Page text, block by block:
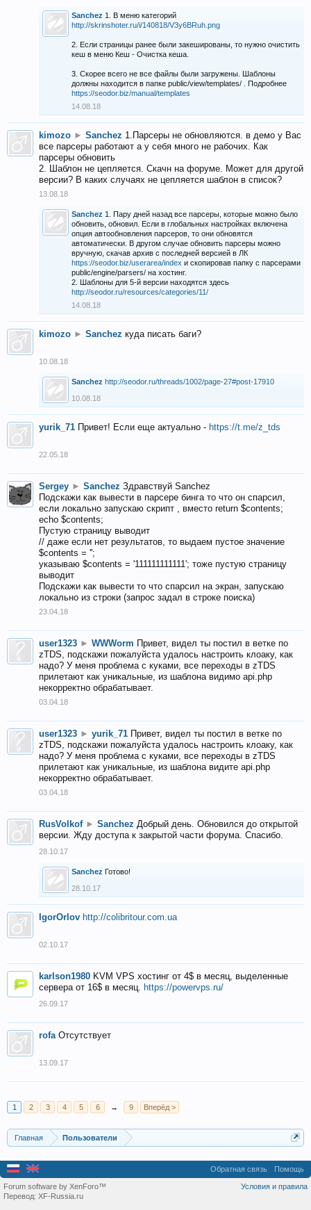
Sanchez 1. В меню категорий
http://skrinshoter.ru/i/140818/V3y6BRuh.png
2. Если страницы ранее были закешированы, то нужно очистить
кеш в меню Кеш - Очистка кеша.
3. Скорее всего не все файлы были загружены. Шаблоны
должны находится в папке public/view/templates/ . Подробнее
https://seodor.biz/manual/templates
14.08.18
kimozo ► Sanchez 1.Парсеры не обновляются. в демо у Вас
все парсеры работают а у себя много не рабочих. Как
парсеры обновить
2. Шаблон не цепляется. Скачн на форуме. Может для другой
версии? В каких случаях не цепляется шаблон в список?
13.08.18
Sanchez 1. Пару дней назад все парсеры, которые можно было
обновить, обновил. Если в глобальных настройках включена
опция автообновления парсеров, то они обновятся
автоматически. В другом случае обновить парсеры можно
вручную, скачав архив с последней версией в ЛК
https://seodor.biz/userarea/index и скопировав папку с парсерами
public/engine/parsers/ на хостинг.
2. Шаблоны для 5-й версии находятся здесь
http://seodor.ru/resources/categories/11/
14.08.18
kimozo ► Sanchez куда писать баги?
10.08.18
Sanchez http://seodor.ru/threads/1002/page-27#post-17910
10.08.18
yurik_71 Привет! Если еще актуально - https://t.me/z_tds
22.05.18
Sergey ► Sanchez Здравствуй Sanchez
Подскажи как вывести в парсере бинга то что он спарсил,
если локально запускаю скрипт , вместо return $contents;
echo $contents;
Пустую страницу выводит
// даже если нет результатов, то выдаем пустое значение
$contents = '';
указываю $contents = '111111111111'; тоже пустую страницу
выводит
Подскажи как вывести то что спарсил на экран, запускаю
локально из строки (запрос задал в строке поиска)
23.04.18
user1323 ► WWWorm Привет, видел ты постил в ветке по
zTDS, подскажи пожалуйста удалось настроить клоаку, как
надо? У меня проблема с куками, все переходы в zTDS
прилетают как уникальные, из шаблона видимо api.php
некорректно обрабатывает.
03.04.18
user1323 ► yurik_71 Привет, видел ты постил в ветке по
zTDS, подскажи пожалуйста удалось настроить клоаку, как
надо? У меня проблема с куками, все переходы в zTDS
прилетают как уникальные, из шаблона видите api.php
некорректно обрабатывает.
03.04.18
RusVolkof ► Sanchez Добрый день. Обновился до открытой
версии. Жду доступа к закрытой части форума. Спасибо.
28.10.17
Sanchez Готово!
28.10.17
IgorOrlov http://colibritour.com.ua
02.10.17
karlson1980 KVM VPS хостинг от 4$ в месяц, выделенные
сервера от 16$ в месяц. https://powervps.ru/
26.09.17
rofa Отсутствует
13.09.17
1 2 3 4 5 6 → 9 Вперёд >
Главная Пользователи
Обратная связь Помощь
Условия и правила
Forum software by XenForo™
Перевод: XF-Russia.ru